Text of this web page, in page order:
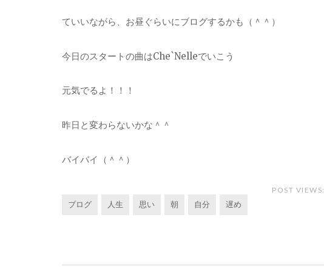
ていいながら、お昼ぐらいにブログするかも（＾＾）
今日のスタートの曲はChe`Nelleでいこう
元気でるよ！！！
昨日と変わらないかな＾＾
バイバイ（＾＾）
POST VIEWS:
ブログ 人生 思い 朝 自分 遅め